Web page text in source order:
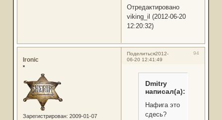
Отредактировано
viking_il (2012-06-20
12:20:32)
Поделиться 94
2012-
06-20 12:41:49
Ironic
*
Зарегистрирован: 2009-01-07
Dmitry
написал(а):
Нафига это
сдесь?